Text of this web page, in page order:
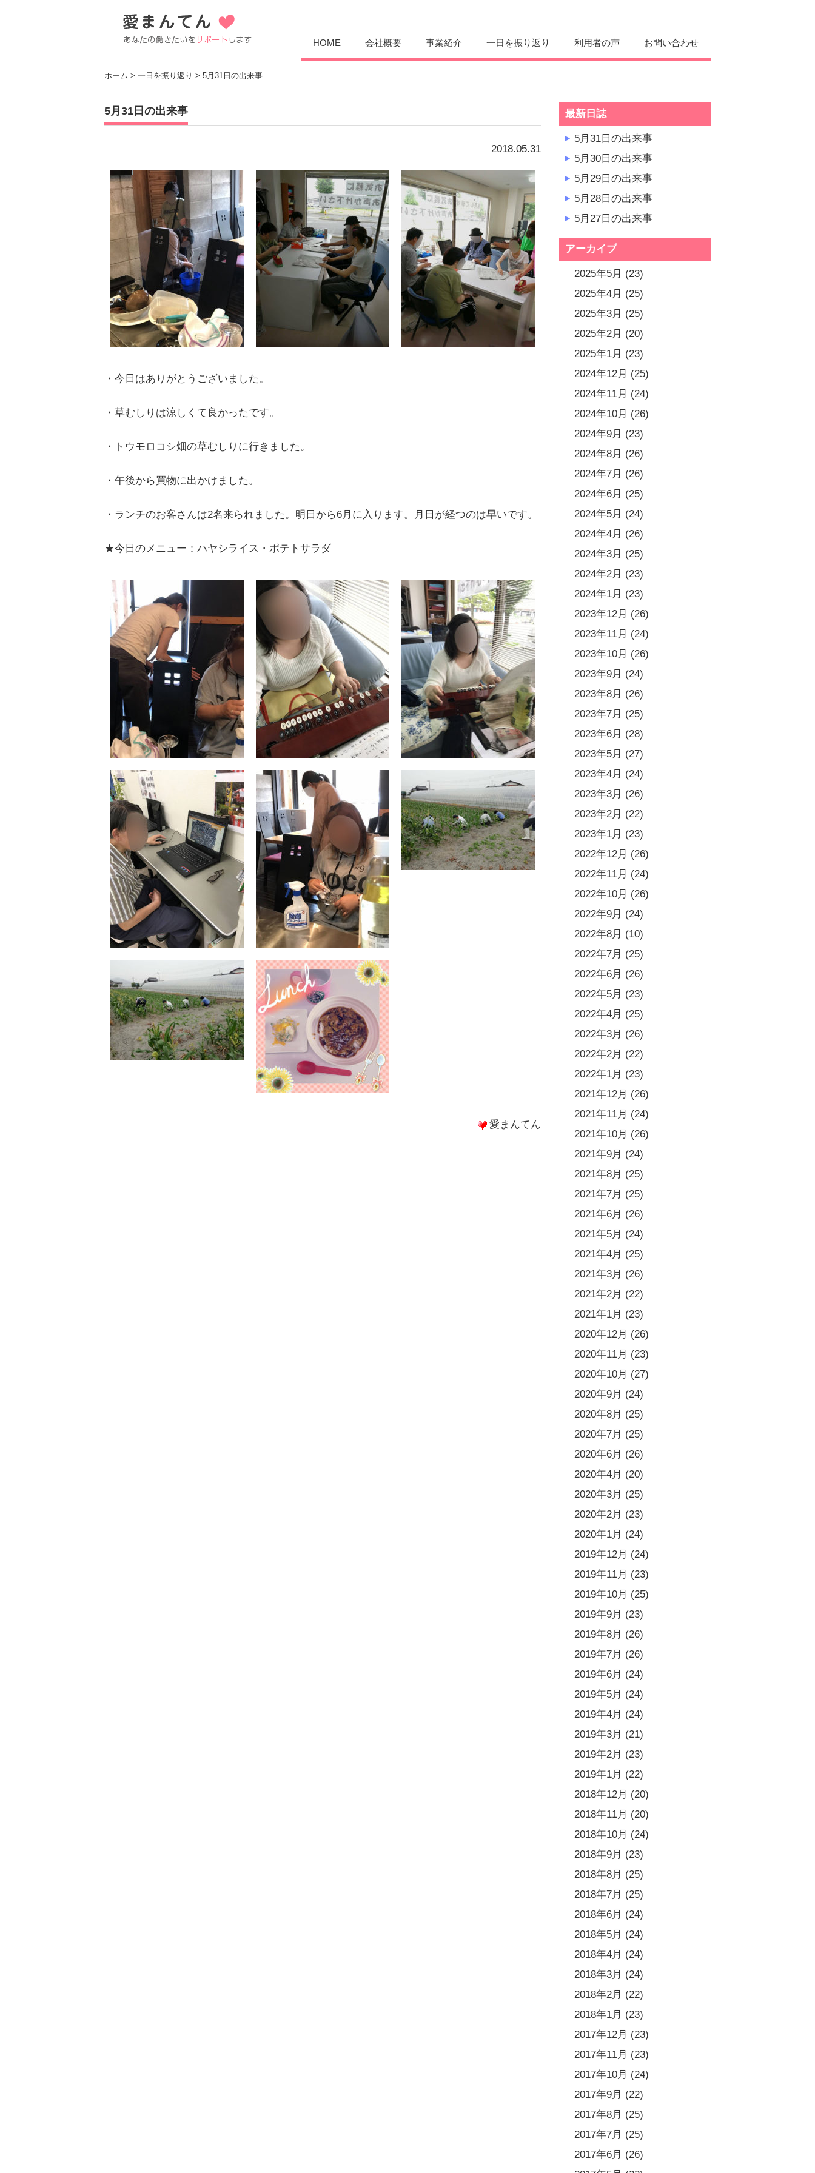
HOME 会社概要 事業紹介 一日を振り返り 利用者の声 お問い合わせ
ホーム > 一日を振り返り > 5月31日の出来事
5月31日の出来事
2018.05.31
・今日はありがとうございました。
・草むしりは涼しくて良かったです。
・トウモロコシ畑の草むしりに行きました。
・午後から買物に出かけました。
・ランチのお客さんは2名来られました。明日から6月に入ります。月日が経つのは早いです。
★今日のメニュー：ハヤシライス・ポテトサラダ
愛まんてん
最新日誌
5月31日の出来事
5月30日の出来事
5月29日の出来事
5月28日の出来事
5月27日の出来事
アーカイブ
2025年5月 (23)
2025年4月 (25)
2025年3月 (25)
2025年2月 (20)
2025年1月 (23)
2024年12月 (25)
2024年11月 (24)
2024年10月 (26)
2024年9月 (23)
2024年8月 (26)
2024年7月 (26)
2024年6月 (25)
2024年5月 (24)
2024年4月 (26)
2024年3月 (25)
2024年2月 (23)
2024年1月 (23)
2023年12月 (26)
2023年11月 (24)
2023年10月 (26)
2023年9月 (24)
2023年8月 (26)
2023年7月 (25)
2023年6月 (28)
2023年5月 (27)
2023年4月 (24)
2023年3月 (26)
2023年2月 (22)
2023年1月 (23)
2022年12月 (26)
2022年11月 (24)
2022年10月 (26)
2022年9月 (24)
2022年8月 (10)
2022年7月 (25)
2022年6月 (26)
2022年5月 (23)
2022年4月 (25)
2022年3月 (26)
2022年2月 (22)
2022年1月 (23)
2021年12月 (26)
2021年11月 (24)
2021年10月 (26)
2021年9月 (24)
2021年8月 (25)
2021年7月 (25)
2021年6月 (26)
2021年5月 (24)
2021年4月 (25)
2021年3月 (26)
2021年2月 (22)
2021年1月 (23)
2020年12月 (26)
2020年11月 (23)
2020年10月 (27)
2020年9月 (24)
2020年8月 (25)
2020年7月 (25)
2020年6月 (26)
2020年4月 (20)
2020年3月 (25)
2020年2月 (23)
2020年1月 (24)
2019年12月 (24)
2019年11月 (23)
2019年10月 (25)
2019年9月 (23)
2019年8月 (26)
2019年7月 (26)
2019年6月 (24)
2019年5月 (24)
2019年4月 (24)
2019年3月 (21)
2019年2月 (23)
2019年1月 (22)
2018年12月 (20)
2018年11月 (20)
2018年10月 (24)
2018年9月 (23)
2018年8月 (25)
2018年7月 (25)
2018年6月 (24)
2018年5月 (24)
2018年4月 (24)
2018年3月 (24)
2018年2月 (22)
2018年1月 (23)
2017年12月 (23)
2017年11月 (23)
2017年10月 (24)
2017年9月 (22)
2017年8月 (25)
2017年7月 (25)
2017年6月 (26)